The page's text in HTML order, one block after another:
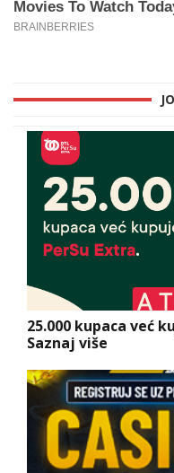
25.000 kupaca već
Saznaj više